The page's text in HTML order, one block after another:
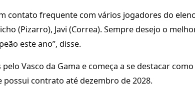
contato frequente com vários jogadores do
(Pizarro), Javi (Correa). Sempre desejo o
este ano”, disse.
Vasco da Gama e começa a se destacar como
contrato até dezembro de 2028.